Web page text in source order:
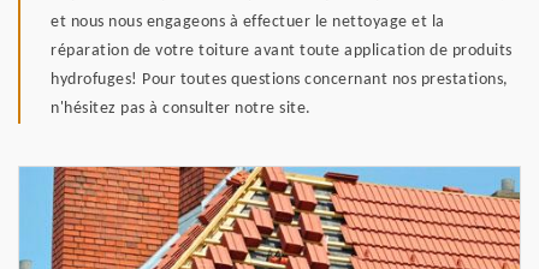
et nous nous engageons à effectuer le nettoyage et la
réparation de votre toiture avant toute application de produits
hydrofuges! Pour toutes questions concernant nos prestations,
n'hésitez pas à consulter notre site.